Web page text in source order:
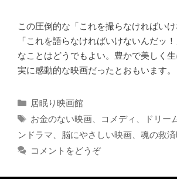
この圧倒的な「これを撮らなければいけ
「これを語らなければいけないんだッ
なことはどうでもよい。豊かで美しく生
実に感動的な映画だったとおもいます。
カ
テ
ゴ
リ
ー
居眠り映画館
タ
グ
お金のない映画、 コメディ 、 ドリー
ンドラマ、 脳にやさしい映画、 魂の救
コメントをどうぞ